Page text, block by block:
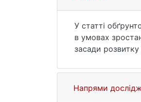
У статті
в умовах
засади розвитку
інформації,
систем
сховищ, OLAP-
Напрями